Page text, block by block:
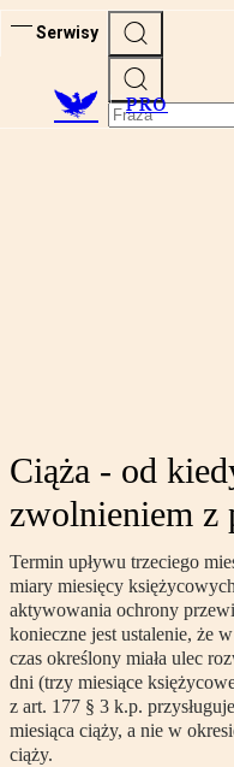
Serwisy
PRO
Ciąża - od
zwolnieniem z
Termin upływu trzeciego
miary miesięcy
aktywowania ochrony
konieczne jest ustalenie, że
czas określony miała ulec
dni (trzy miesiące
z art. 177 § 3 k.p.
miesiąca ciąży, a nie w
ciąży.